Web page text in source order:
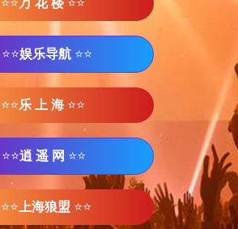
⭐⭐万 花 楼 ⭐⭐
⭐⭐娱乐导航 ⭐⭐
⭐⭐乐 上 海 ⭐⭐
⭐⭐逍 遥 网 ⭐⭐
⭐⭐ 上海狼盟 ⭐⭐